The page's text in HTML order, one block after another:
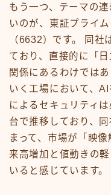
もう一つ、テーマの
いのが、東証プライ
（6632）です。 同社
ており、直接的に「
関係にあるわけでは
いく工場において、
によるセキュリティ
台で推移しており、
まって、市場が「映
来高増加と値動きの
いると感じています。